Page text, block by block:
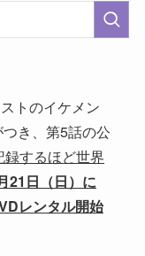
トのイケメン
き、第5話の公
するほど世界
21日（日）に
レンタル開始